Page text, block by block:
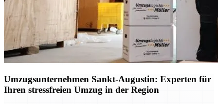
Umzugsunternehmen Sankt-Augustin: Experten für
Ihren stressfreien Umzug in der Region